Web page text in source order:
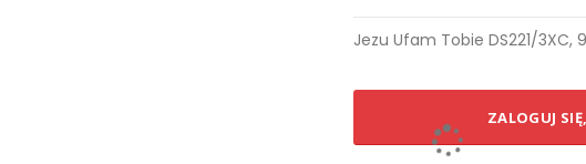
Jezu Ufam Tobie DS221/3XC,
ZALOGUJ